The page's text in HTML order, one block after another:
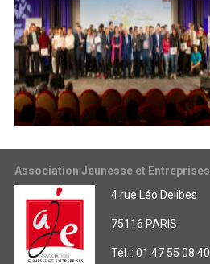
Association Jeunesse et Entreprises
4 rue Léo Delibes
75116 PARIS
Tél. : 01 47 55 08 40